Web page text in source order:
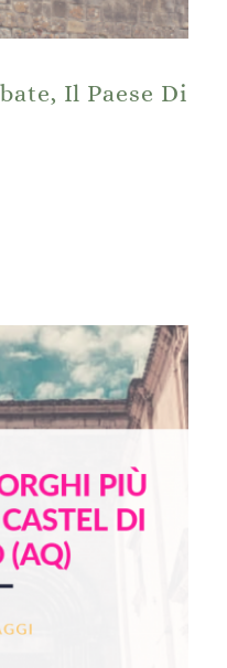
Il Paese Di